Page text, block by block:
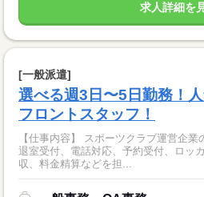
求人詳細を
[一般派遣]
選べる週3日〜5日勤務！
フロントスタッフ！
【仕事内容】 スポーツクラブ運営企
退室受付、電話対応、予約受付、ロッ
収、料金精算などを担...